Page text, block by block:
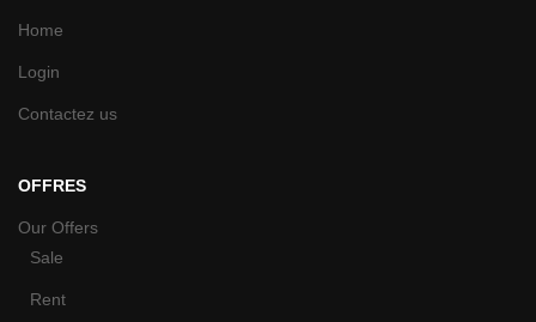
Home
Login
Contactez us
OFFRES
Our Offers
Sale
Rent